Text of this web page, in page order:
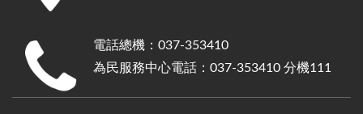
電話總機：037-353410
為民服務中心電話：037-353410 分機111